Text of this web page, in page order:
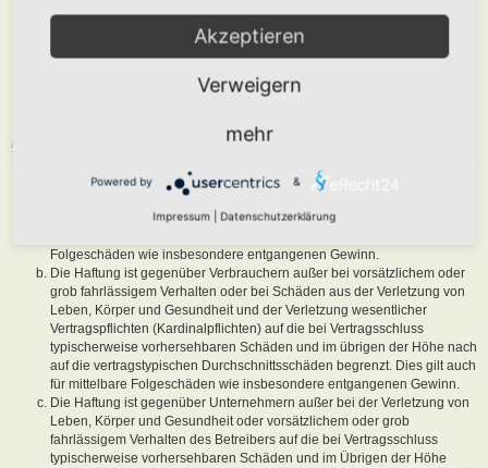
www.phpbb.com
Informationen werden durch die deutschsprachige Community unter
www.phpbb.dezur Verfügung gestellt. Beide haben keinen Einfluss auf
die Art und Weise, wie die Software verwendet wird. Sie können
insbesondere die Verwendung der Software für bestimmte Zwecke nicht
5. GEWÄHRLEISTUNG
Der Betreiber haftet mit Ausnahme der Verletzung von Leben, Körper
und Gesundheit und der Verletzung wesentlicher Vertragspflichten
(Kardinalpflichten) nur für Schäden, die auf ein vorsätzliches oder grob
Folgeschäden wie insbesondere entgangenen Gewinn.
Die Haftung ist gegenüber Verbrauchern außer bei vorsätzlichem oder
grob fahrlässigem Verhalten oder bei Schäden aus der Verletzung von
Leben, Körper und Gesundheit und der Verletzung wesentlicher
Vertragspflichten (Kardinalpflichten) auf die bei Vertragsschluss
typischerweise vorhersehbaren Schäden und im übrigen der Höhe nach
auf die vertragstypischen Durchschnittsschäden begrenzt. Dies gilt auch
für mittelbare Folgeschäden wie insbesondere entgangenen Gewinn.
Die Haftung ist gegenüber Unternehmern außer bei der Verletzung von
Leben, Körper und Gesundheit oder vorsätzlichem oder grob
fahrlässigem Verhalten des Betreibers auf die bei Vertragsschluss
typischerweise vorhersehbaren Schäden und im Übrigen der Höhe
Akzeptieren
Verweigern
mehr
Powered by &
Impressum Datenschutzerklärung